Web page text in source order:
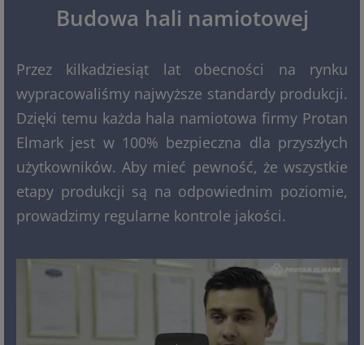
Budowa hali namiotowej
Przez kilkadziesiąt lat obecności na rynku
wypracowaliśmy najwyższe standardy produkcji.
Dzięki temu każda hala namiotowa firmy Protan
Elmark jest w 100% bezpieczna dla przyszłych
użytkowników. Aby mieć pewność, że wszystkie
etapy produkcji są na odpowiednim poziomie,
prowadzimy regularne kontrole jakości.